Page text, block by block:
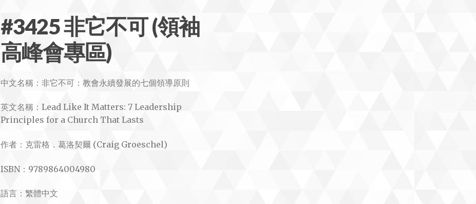
#3425 非它不可 (領袖
高峰會專區)
中文名稱：非它不可：教會永續發展的七個領導原則
英文名稱：Lead Like It Matters: 7 Leadership
Principles for a Church That Lasts
作者：克雷格．葛洛契爾 (Craig Groeschel)
ISBN：9789864004980
語言：繁體中文